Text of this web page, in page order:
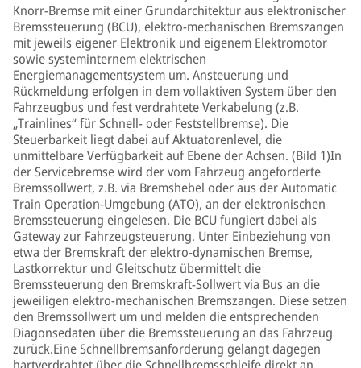
Knorr-Bremse mit einer Grundarchitektur aus elektronischer
Bremssteuerung (BCU), elektro-mechanischen Bremszangen
mit jeweils eigener Elektronik und eigenem Elektromotor
sowie systeminternem elektrischen
Energiemanagementsystem um. Ansteuerung und
Rückmeldung erfolgen in dem vollaktiven System über den
Fahrzeugbus und fest verdrahtete Verkabelung (z.B.
„Trainlines“ für Schnell- oder Feststellbremse). Die
Steuerbarkeit liegt dabei auf Aktuatorenlevel, die
unmittelbare Verfügbarkeit auf Ebene der Achsen. (Bild 1)In
der Servicebremse wird der vom Fahrzeug angeforderte
Bremssollwert, z.B. via Bremshebel oder aus der Automatic
Train Operation-Umgebung (ATO), an der elektronischen
Bremssteuerung eingelesen. Die BCU fungiert dabei als
Gateway zur Fahrzeugsteuerung. Unter Einbeziehung von
etwa der Bremskraft der elektro-dynamischen Bremse,
Lastkorrektur und Gleitschutz übermittelt die
Bremssteuerung den Bremskraft-Sollwert via Bus an die
jeweiligen elektro-mechanischen Bremszangen. Diese setzen
den Bremssollwert um und melden die entsprechenden
Diagonsedaten über die Bremssteuerung an das Fahrzeug
zurück.Eine Schnellbremsanforderung gelangt dagegen